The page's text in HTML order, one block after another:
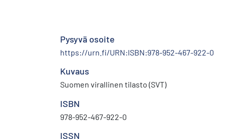
Pysyvä osoite
https://urn.fi/URN:ISBN:978-952-467-922-0
Kuvaus
Suomen virallinen tilasto (SVT)
ISBN
978-952-467-922-0
ISSN